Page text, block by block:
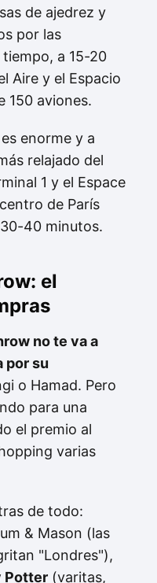
de ajedrez y
por las
a 15-20
Aire y el Espacio
150 aviones.
es enorme y a
relajado del
1 y el Espace
de París
30-40 minutos.
el
no te va a
por su
o Hamad. Pero
para una
el premio al
varias
de todo:
& Mason (las
"Londres"),
Potter (varitas,